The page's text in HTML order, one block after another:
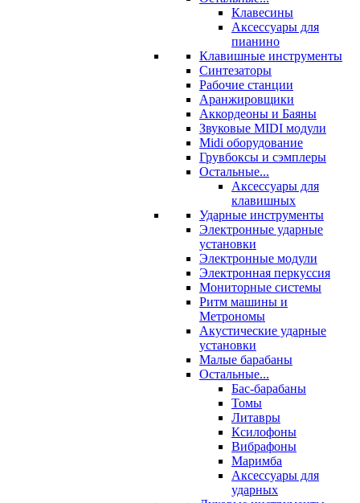
Клавесины
Аксессуары для
пианино
Клавишные инструменты
Синтезаторы
Рабочие станции
Аранжировщики
Аккордеоны и Баяны
Звуковые MIDI модули
Midi оборудование
Грувбоксы и сэмплеры
Остальные...
Аксессуары для
клавишных
Ударные инструменты
Электронные ударные
установки
Электронные модули
Электронная перкуссия
Мониторные системы
Ритм машины и
Метрономы
Акустические ударные
установки
Малые барабаны
Остальные...
Бас-барабаны
Томы
Литавры
Ксилофоны
Вибрафоны
Маримба
Аксессуары для
ударных